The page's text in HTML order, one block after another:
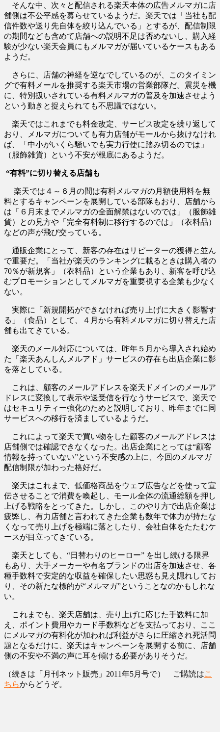
そんな中、次々と配信される楽天本体の広告メルマガに店
舗側は不公平感を募らせているようだ。楽天では「当社も配
信件数や送り先自体を絞り込んでいる」とするが、配信制限
の期間なども含めて店舗への説明不足は否めないし、購入経
験が少ない楽天会員にもメルマガが届いているケースもある
ようだ。
さらに、店舗の神経を逆なでしているのが、このタイミン
グで有料メールを推奨する楽天市場の営業部隊だ。震災を機
に、特別扱いされている有料メルマガの普及を加速させよう
という動きと捉えられても不思議ではない。
楽天ではこれまでも料金改定、サービス改定を繰り返して
おり、メルマガについても有力店舗がモールから抜けなけれ
ば、「中小がいくら騒いでも実力行使に踏み切るのでは」
（服飾雑貨）という不安が根底にあるようだ。
“有料”に切り替える店舗も
楽天では４～６月の間は有料メルマガの月額使用料を無
料とするキャンペーンを展開している部隊もおり、店舗から
は「６月末までメルマガの全面解禁はないのでは」（服飾雑
貨）との見方や「完全有料制に移行するのでは」（衣料品）
などの声が飛び交っている。
通販企業にとって、新客の存在はリピーターの獲得と並ん
で重要だ。「当社が楽天のランキングに載るときは購入者の
70％が新規客」（衣料品）という企業もあり、新客を呼び込
むプロモーションとしてメルマガを重要視する企業も少なく
ない。
実際に「新規開拓ができなければ売り上げに大きく影響す
る」（食品）として、４月から有料メルマガに切り替えた店
舗も出てきている。
楽天のメール対応については、昨年５月から導入され始め
た「楽天あんしんメルアド」サービスの存在も出店企業に影
を落としている。
これは、顧客のメールアドレスを楽天ドメインのメールア
ドレスに変換して表示や送受信を行なうサービスで、楽天で
はセキュリティー強化のためと説明しており、昨年までに同
サービスへの移行を済ましているようだ。
これによって楽天で買い物をした顧客のメールアドレスは
店舗側では確認できなくなった。出店企業にとっては“顧客
情報を持っていない”という不安感の上に、今回のメルマガ
配信制限が加わった格好だ。
楽天はこれまで、低価格商品をウェブ広告などを使って宣
伝させることで消費を喚起し、モール全体の流通総額を押し
上げる戦略をとってきた。しかし、このやり方で出店企業は
疲弊し、有力店舗と言われてきた企業も数年で体力が持たな
くなって売り上げを極端に落としたり、会社自体をたたむケ
ースが目立ってきている。
楽天としても、“日替わりのヒーロー” を出し続ける限界
もあり、大手メーカーや有名ブランドの出店を加速させ、各
種手数料で安定的な収益を確保したい思惑も見え隠れしてお
り、その新たな標的が“メルマガ”ということなのかもしれな
い。
これまでも、楽天店舗は、売り上げに応じた手数料に加
え、ポイント費用やカード手数料などを支払っており、ここ
にメルマガの有料化が加われば利益がさらに圧縮され死活問
題となるだけに、楽天はキャンペーンを展開する前に、店舗
側の不安や不満の声に耳を傾ける必要がありそうだ。
（続きは「月刊ネット販売」2011年5月号で） ご購読はこ
ちらからどうぞ。